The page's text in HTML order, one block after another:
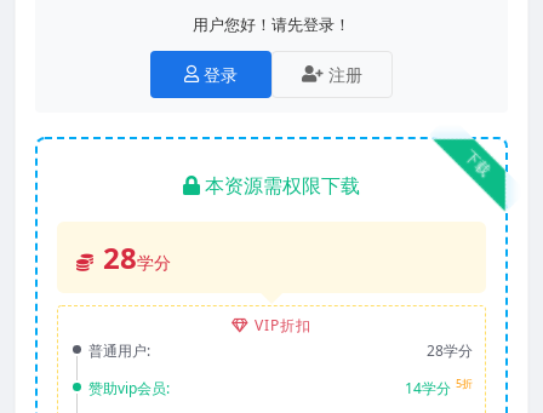
用户您好！请先登录！
登录 注册
下载
本资源需权限下载
28学分
VIP折扣
普通用户:
28学分
赞助vip会员:
14学分 5折